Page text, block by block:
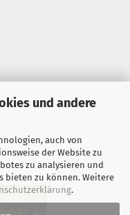
und andere
auch von
der Website zu
zu analysieren und
bieten zu können. Weitere
.